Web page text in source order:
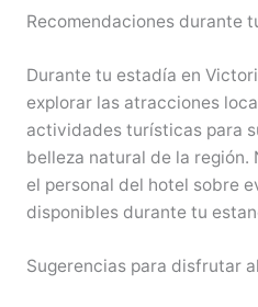
Recomendaciones durante
Durante tu estadía en
explorar las atracciones
actividades turísticas para
belleza natural de la
el personal del hotel sobre
disponibles durante tu
Sugerencias para disfrutar